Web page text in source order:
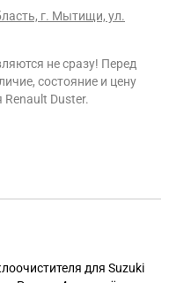
г. Мытищи, ул.
не сразу! Перед
состояние и цену
Duster.
для Suzuki